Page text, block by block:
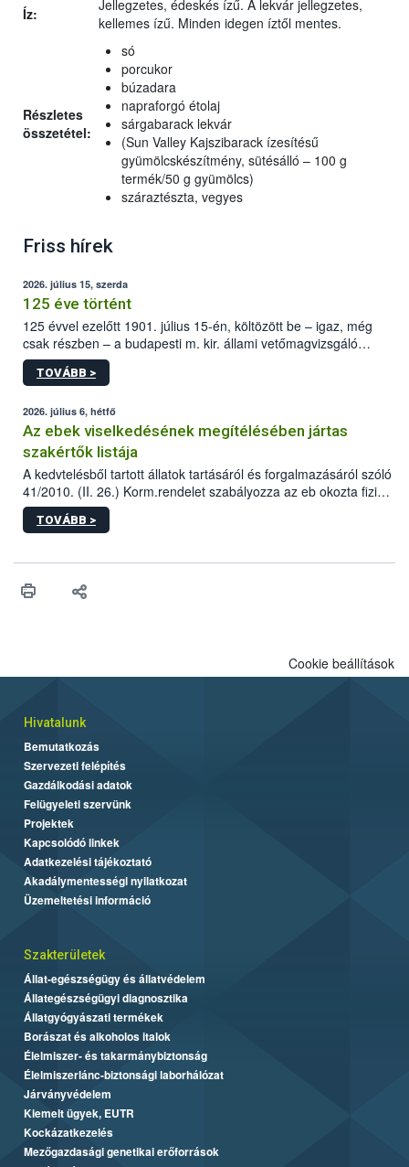
Íz:
Jellegzetes, édeskés ízű. A lekvár jellegzetes,
kellemes ízű. Minden idegen íztől mentes.
Részletes
összetétel:
só
porcukor
búzadara
napraforgó étolaj
sárgabarack lekvár
(Sun Valley Kajszibarack ízesítésű
gyümölcskészítmény, sütésálló – 100 g
termék/50 g gyümölcs)
száraztészta, vegyes
Friss hírek
2026. július 15, szerda
125 éve történt
125 évvel ezelőtt 1901. július 15-én, költözött be – igaz, még
csak részben – a budapesti m. kir. állami vetőmagvizsgáló
állomás a Kis Rókus utca 15. szám alatti, Czigler Győző által
tervezett új épületébe.
TOVÁBB >
2026. július 6, hétfő
Az ebek viselkedésének megítélésében jártas
szakértők listája
A kedvtelésből tartott állatok tartásáról és forgalmazásáról szóló
41/2010. (II. 26.) Korm.rendelet szabályozza az eb okozta fizikai
sérülés, illetve ennek veszélye keletkezésekor felmerülő
hatósági feladatokat, valamint a veszélyes eb tartását és annak
vonni az ebek viselkedésének megítélésében jártas szakértőt.
TOVÁBB >
Cookie beállítások
Hivatalunk
Bemutatkozás
Szervezeti felépítés
Gazdálkodási adatok
Felügyeleti szervünk
Projektek
Kapcsolódó linkek
Adatkezelési tájékoztató
Akadálymentességi nyilatkozat
Üzemeltetési információ
Szakterületek
Állat-egészségügy és állatvédelem
Állategészségügyi diagnosztika
Állatgyógyászati termékek
Borászat és alkoholos italok
Élelmiszer- és takarmánybiztonság
Élelmiszerlánc-biztonsági laborhálózat
Járványvédelem
Kiemelt ügyek, EUTR
Kockázatkezelés
Mezőgazdasági genetikai erőforrások